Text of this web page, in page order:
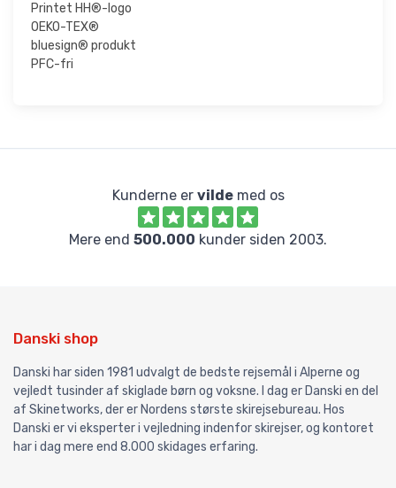
Printet HH®-logo
OEKO-TEX®
bluesign® produkt
PFC-fri
Kunderne er vildemed os
Mere end 500.000 kunder siden 2003.
Danski shop
Danski har siden 1981 udvalgt de bedste rejsemål i Alperne og
vejledt tusinder af skiglade børn og voksne. I dag er Danski en del
af Skinetworks, der er Nordens største skirejsebureau. Hos
Danski er vi eksperter i vejledning indenfor skirejser, og kontoret
har i dag mere end 8.000 skidages erfaring.